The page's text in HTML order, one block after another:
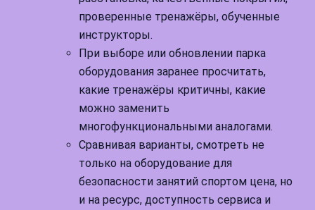
проверенные тренажёры, обученные
инструкторы.
При выборе или обновлении парка
оборудования заранее просчитать,
какие тренажёры критичны, какие
можно заменить
многофункциональными аналогами.
Сравнивая варианты, смотреть не
только на оборудование для
безопасности занятий спортом цена, но
и на ресурс, доступность сервиса и